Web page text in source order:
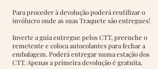
Para proceder à devolução poderá reutilizar o
invólucro onde as suas Traquete são entregues!
Inverte a guia entregue pelos CTT, preenche o
remetente e coloca autocolantes para fechar a
embalagem. Poderá entregar numa estação dos
CTT. Apenas a primeira devolução é gratuita.